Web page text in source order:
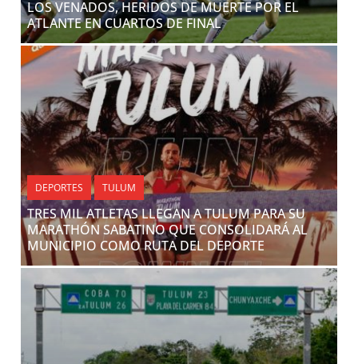
LOS VENADOS, HERIDOS DE MUERTE POR EL
ATLANTE EN CUARTOS DE FINAL
DEPORTES TULUM
TRES MIL ATLETAS LLEGAN A TULUM PARA SU
MARATHÓN SABATINO QUE CONSOLIDARÁ AL
MUNICIPIO COMO RUTA DEL DEPORTE